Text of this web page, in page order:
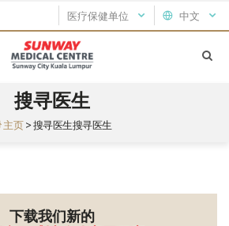
中文
医疗保健单位
搜寻医生
主页 > 搜寻医生搜寻医生
下载我们新的